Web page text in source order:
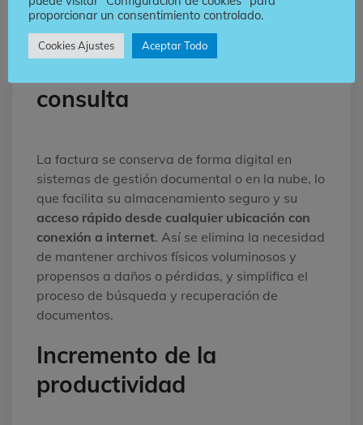
interna y externa y fortalece la confianza de los
consulta
La factura se conserva de forma digital en
sistemas de gestión documental o en la nube, lo
que facilita su almacenamiento seguro y su
acceso rápido desde cualquier ubicación con
conexión a internet. Así se elimina la necesidad
de mantener archivos físicos voluminosos y
propensos a daños o pérdidas, y simplifica el
proceso de búsqueda y recuperación de
documentos.
Incremento de la
productividad
proporcionar un consentimiento controlado.
Cookies Ajustes Aceptar Todo